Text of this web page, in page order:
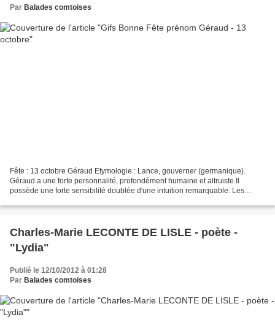
Par Balades comtoises
Fête : 13 octobre Géraud Etymologie : Lance, gouverner (germanique).
Géraud a une forte personnalité, profondément humaine et altruiste.Il
possède une forte sensibilité doublée d'une intuition remarquable. Les
Charles-Marie LECONTE DE LISLE - poète -
"Lydia"
Publié le 12/10/2012 à 01:28
Par Balades comtoises